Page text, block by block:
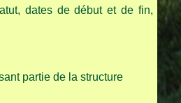
dates de début et de fin,
partie de la structure